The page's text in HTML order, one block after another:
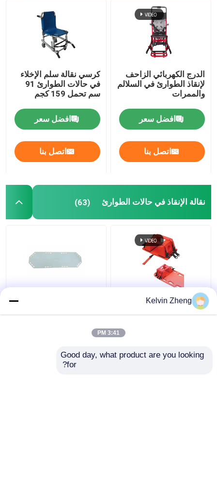
الدرج الكهربائي الزاحف
لإنقاذ الطوارئ في السلالم
والممرات
افضل سعر
اتصل بنا
كرسي نقالة سلم الإخلاء
في حالات الطوارئ 91
سم تحمل 159 كجم
افضل سعر
اتصل بنا
نقالة الإنقاذ في حالات الطوارئ (63)
الطوارئ الإنقاذ نقالة
قماش
Kelvin Zheng
3:41 PM
Good day, what product are you looking
for?